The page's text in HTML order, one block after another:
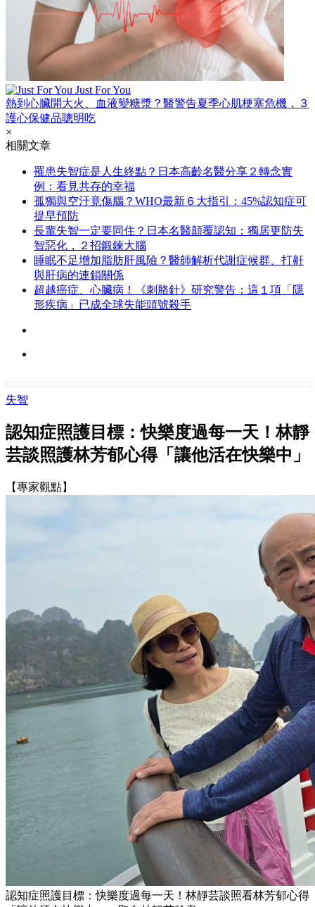
Just For You
熱到心臟開大火、血液變糖漿？醫警告夏季心肌梗塞危機，３
護心保健品聰明吃
×
相關文章
罹患失智症是人生終點？日本高齡名醫分享２轉念實
例：看見共存的幸福
孤獨與空汙竟傷腦？WHO最新６大指引：45%認知症可
提早預防
長輩失智一定要同住？日本名醫顛覆認知：獨居更防失
智惡化，２招鍛鍊大腦
睡眠不足增加脂肪肝風險？醫師解析代謝症候群、打鼾
與肝病的連鎖關係
超越癌症、心臟病！《刺胳針》研究警告：這１項「隱
形疾病」已成全球失能頭號殺手
失智
認知症照護目標：快樂度過每一天！林靜
芸談照護林芳郁心得「讓他活在快樂中」
【專家觀點】
認知症照護目標：快樂度過每一天！林靜芸談照看林芳郁心得